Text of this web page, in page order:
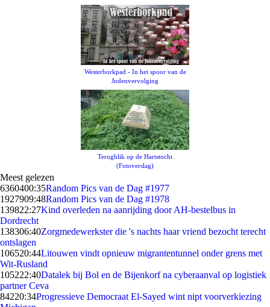
Westerborkpad - In het spoor van de
Jodenvervolging
Terugblik op de Hartstocht
(Fotoverslag)
Meest gelezen
6360400:35Random Pics van de Dag #1977
1927909:48Random Pics van de Dag #1978
139822:27Kind overleden na aanrijding door AH-bestelbus in
Dordrecht
138306:40Zorgmedewerkster die 's nachts haar vriend bezocht terecht
ontslagen
106520:44Litouwen vindt opnieuw migrantentunnel onder grens met
Wit-Rusland
105222:40Datalek bij Bol en de Bijenkorf na cyberaanval op logistiek
partner Ceva
84220:34Progressieve Democraat El-Sayed wint nipt voorverkiezing